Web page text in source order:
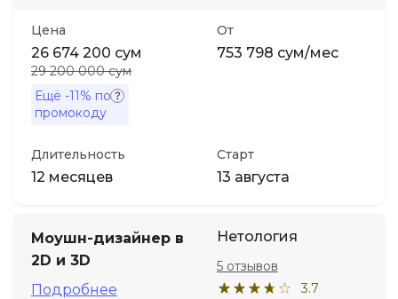
Цена
26 674 200 сум
29 200 000 сум
Ещё -11% по
промокоду
От
753 798 сум/мес
Длительность
12 месяцев
Старт
13 августа
Моушн-дизайнер в
2D и 3D
Подробнее
Нетология
3.7
5 отзывов